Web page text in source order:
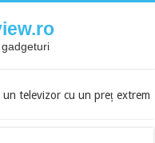
televizor cu un preț extrem